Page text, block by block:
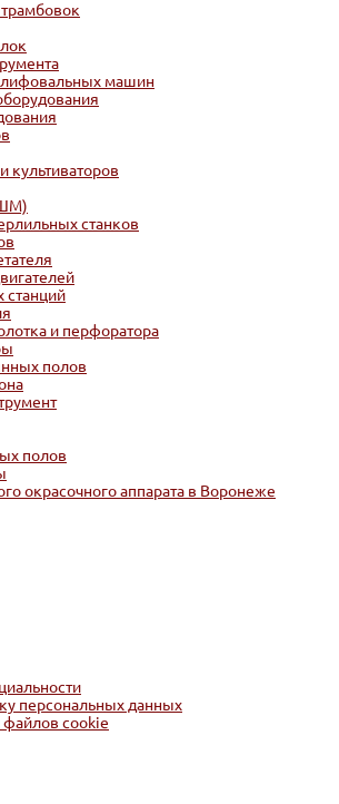
машин
культиваторов
станков
станций
и перфоратора
полов
полов
окрасочного аппарата в Воронеже
персональных данных
файлов cookie